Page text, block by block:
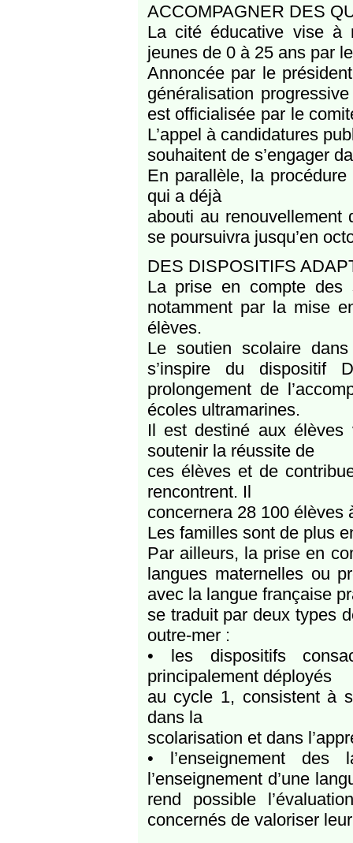
ACCOMPAGNER DES
La cité éducative vise à
jeunes de 0 à 25 ans par
Annoncée par le
généralisation
est officialisée par le
L’appel à candidatures
souhaitent de s’engager
En parallèle, la
qui a déjà
abouti au
se poursuivra jusqu’en
DES DISPOSITIFS
La prise en compte des
notamment par la mise
élèves.
Le soutien scolaire
s’inspire du dispositif
prolongement de
écoles ultramarines.
Il est destiné aux élèves
soutenir la réussite de
ces élèves et de
rencontrent. Il
concernera 28 100 élèves
Les familles sont de plus
Par ailleurs, la prise en
langues maternelles ou
avec la langue française
se traduit par deux types
outre-mer :
• les dispositifs
principalement déployés
au cycle 1, consistent à
dans la
scolarisation et dans
• l’enseignement des
l’enseignement d’une
rend possible
concernés de valoriser